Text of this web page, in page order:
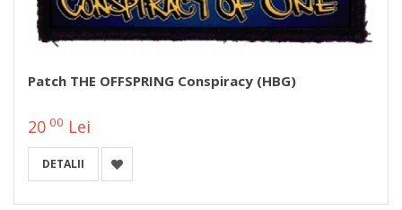
Patch THE OFFSPRING Conspiracy (HBG)
20 00 Lei
DETALII